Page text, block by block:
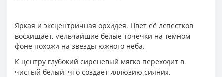
Яркая и эксцентричная орхидея. Цвет её лепестков
восхищает, мельчайшие белые точечки на тёмном
фоне похожи на звёзды южного неба.
К центру глубокий сиреневый мягко переходит в
чистый белый, что создаёт иллюзию сияния.